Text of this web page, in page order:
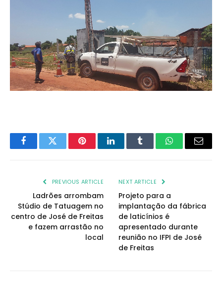
FacebookTwitter PinterestLinkedInTumblr WhatsAppEmail
PREVIOUS ARTICLE
Ladrões arrombam
Stúdio de Tatuagem no
centro de José de Freitas
e fazem arrastão no
local
NEXT ARTICLE
Projeto para a
implantação da fábrica
de laticínios é
apresentado durante
reunião no IFPI de José
de Freitas